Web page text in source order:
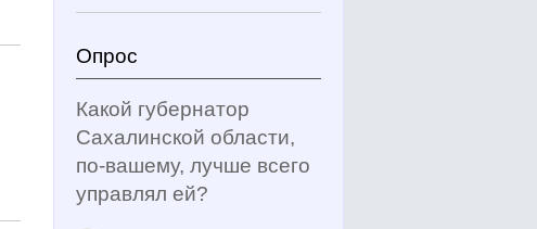
Опрос
Какой губернатор
Сахалинской области,
по-вашему, лучше всего
управлял ей?